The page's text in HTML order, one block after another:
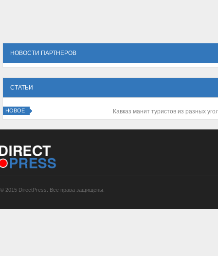
НОВОСТИ ПАРТНЕРОВ
СТАТЬИ
НОВОЕ Зачем нужен корпоративный портал компании?
© 2015 DirectPress. Все права защищены.